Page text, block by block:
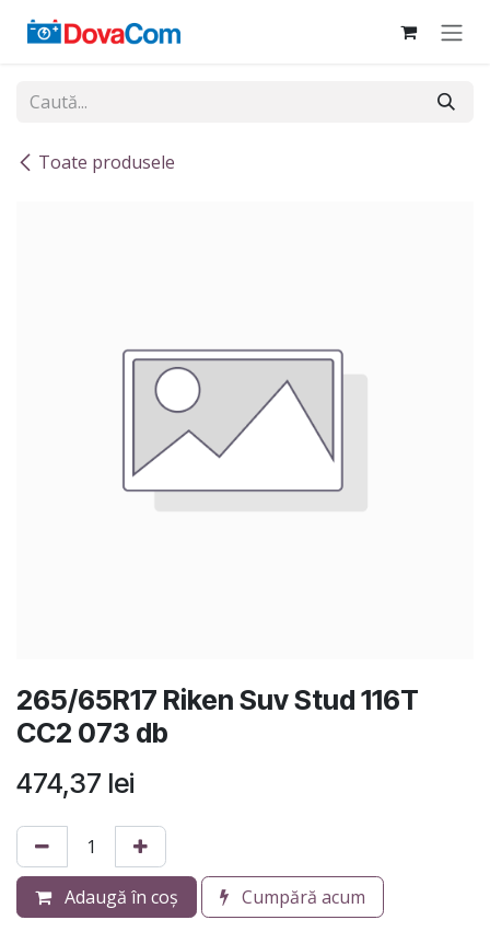
Toate produsele
265/65R17 Riken Suv Stud 116T
CC2 073 db
474,37 lei
Adaugă în coș Cumpără acum